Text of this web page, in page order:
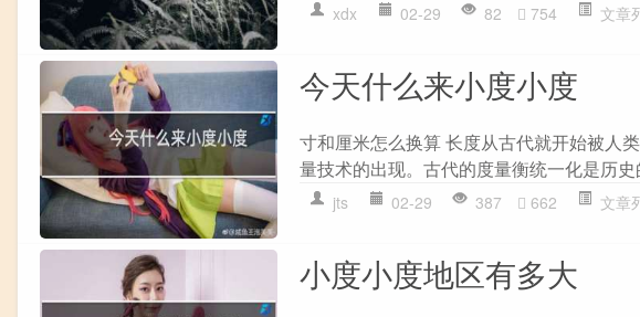
xdx 02-29 82 754 文章
今天什么来小度小度
寸和厘米怎么换算 长度从古代就开始被人
量技术的出现。古代的度量衡统一化是历
jts 02-29 387 662 文章
小度小度地区有多大